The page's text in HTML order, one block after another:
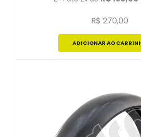
R$ 270,00
ADICIONAR AO